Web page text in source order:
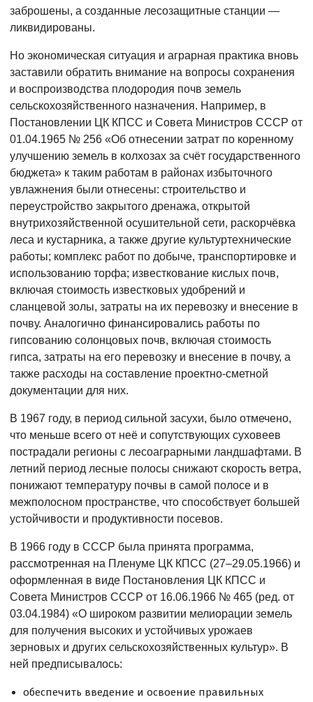
заброшены, а созданные лесозащитные станции —
ликвидированы.
Но экономическая ситуация и аграрная практика вновь
заставили обратить внимание на вопросы сохранения
и воспроизводства плодородия почв земель
сельскохозяйственного назначения. Например, в
Постановлении ЦК КПСС и Совета Министров СССР от
01.04.1965 № 256 «Об отнесении затрат по коренному
улучшению земель в колхозах за счёт государственного
бюджета» к таким работам в районах избыточного
увлажнения были отнесены: строительство и
переустройство закрытого дренажа, открытой
внутрихозяйственной осушительной сети, раскорчёвка
леса и кустарника, а также другие культуртехнические
работы; комплекс работ по добыче, транспортировке и
использованию торфа; известкование кислых почв,
включая стоимость известковых удобрений и
сланцевой золы, затраты на их перевозку и внесение в
почву. Аналогично финансировались работы по
гипсованию солонцовых почв, включая стоимость
гипса, затраты на его перевозку и внесение в почву, а
также расходы на составление проектно-сметной
документации для них.
В 1967 году, в период сильной засухи, было отмечено,
что меньше всего от неё и сопутствующих суховеев
пострадали регионы с лесоаграрными ландшафтами. В
летний период лесные полосы снижают скорость ветра,
понижают температуру почвы в самой полосе и в
межполосном пространстве, что способствует большей
устойчивости и продуктивности посевов.
В 1966 году в СССР была принята программа,
рассмотренная на Пленуме ЦК КПСС (27–29.05.1966) и
оформленная в виде Постановления ЦК КПСС и
Совета Министров СССР от 16.06.1966 № 465 (ред. от
03.04.1984) «О широком развитии мелиорации земель
для получения высоких и устойчивых урожаев
зерновых и других сельскохозяйственных культур». В
ней предписывалось:
обеспечить введение и освоение правильных